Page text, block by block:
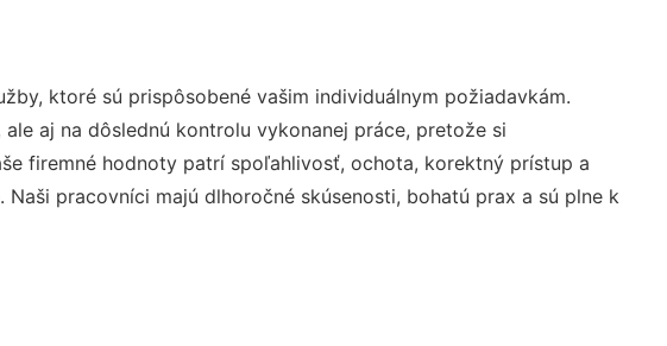
ktoré sú prispôsobené vašim individuálnym požiadavkám.
aj na dôslednú kontrolu vykonanej práce, pretože si
firemné hodnoty patrí spoľahlivosť, ochota, korektný prístup a
pracovníci majú dlhoročné skúsenosti, bohatú prax a sú plne k